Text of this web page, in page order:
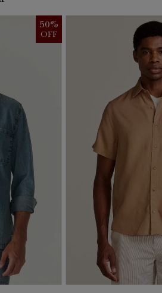
50%
OFF